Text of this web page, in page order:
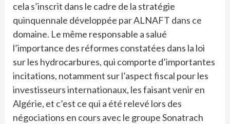
cela s’inscrit dans le cadre de la stratégie
quinquennale développée par ALNAFT dans ce
domaine. Le même responsable a salué
l’importance des réformes constatées dans la loi
sur les hydrocarbures, qui comporte d’importantes
incitations, notamment sur l’aspect fiscal pour les
investisseurs internationaux, les faisant venir en
Algérie, et c’est ce qui a été relevé lors des
négociations en cours avec le groupe Sonatrach